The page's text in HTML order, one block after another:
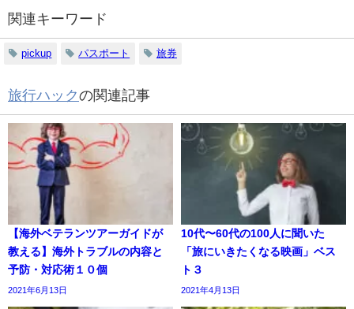
関連キーワード
pickup パスポート 旅券
旅行ハックの関連記事
【海外ベテランツアーガイドが
教える】海外トラブルの内容と
予防・対応術１０個
2021年6月13日
10代〜60代の100人に聞いた
「旅にいきたくなる映画」ベス
ト３
2021年4月13日